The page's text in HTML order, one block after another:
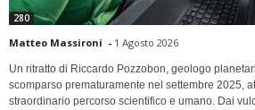
280
Matteo Massironi - 1 Agosto 2026
Un ritratto di Riccardo Pozzobon, geologo
scomparso prematuramente nel settembre 2025,
straordinario percorso scientifico e umano. Dai